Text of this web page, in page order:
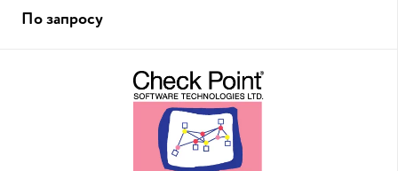
По запросу